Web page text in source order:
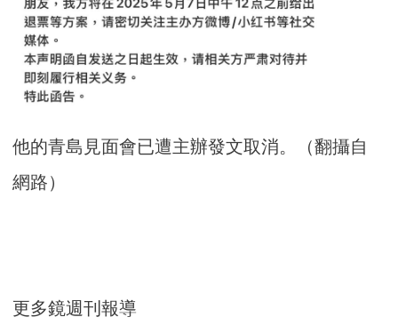
他的青島見面會已遭主辦發文取消。（翻攝自
網路）
更多鏡週刊報導